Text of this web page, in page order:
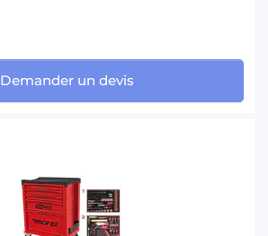
Demander un devis